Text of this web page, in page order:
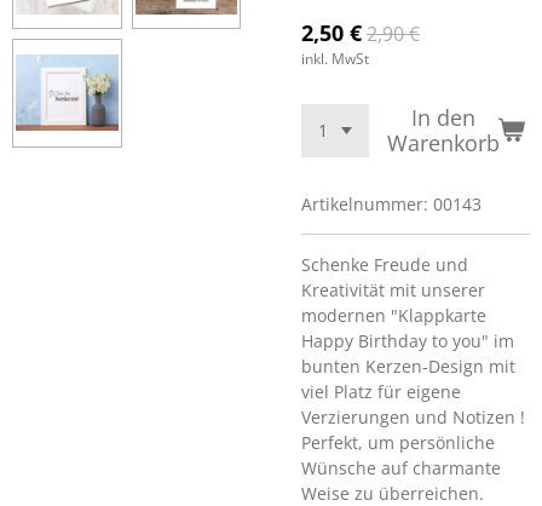
2,50 €2,90 €
inkl. MwSt
In den
Warenkorb
Artikelnummer: 00143
Schenke Freude und
Kreativität mit unserer
modernen "Klappkarte
Happy Birthday to you" im
bunten Kerzen-Design mit
viel Platz für eigene
Verzierungen und Notizen !
Perfekt, um persönliche
Wünsche auf charmante
Weise zu überreichen.